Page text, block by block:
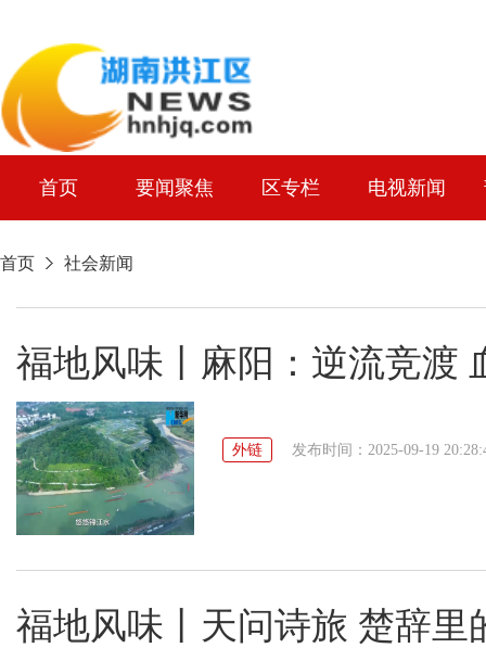
首页 要闻聚焦 区专栏 电视新闻
首页 社会新闻
福地风味丨麻阳：逆流竞渡
外链 发布时间：2025-09-19
福地风味丨天问诗旅 楚辞里